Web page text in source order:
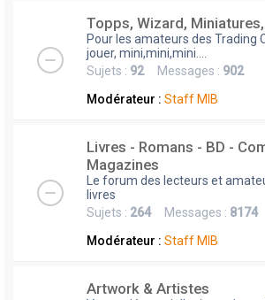
Topps, Wizard, Miniatures,
Pour les amateurs des Trading
jouer, mini,mini,mini....
Sujets : 92Messages : 902
Modérateur : Staff MIB
Livres - Romans - BD -
Magazines
Le forum des lecteurs et
livres
Sujets : 264Messages : 8174
Modérateur : Staff MIB
Artwork & Artistes